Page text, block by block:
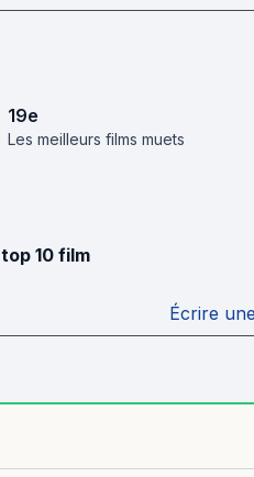
19e
Les meilleurs films muets
top 10 film
Écrire